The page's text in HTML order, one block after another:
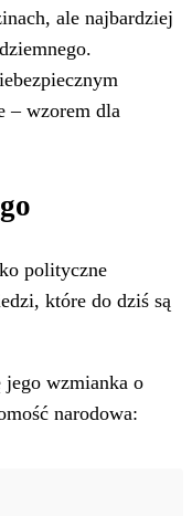
ale najbardziej
– wzorem dla
polityczne
które do dziś są
jego wzmianka o
narodowa: